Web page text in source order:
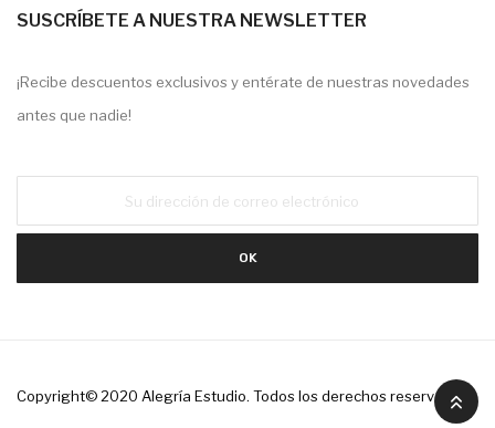
SUSCRÍBETE A NUESTRA NEWSLETTER
¡Recibe descuentos exclusivos y entérate de nuestras novedades
antes que nadie!
Copyright© 2020 Alegría Estudio. Todos los derechos reservados.